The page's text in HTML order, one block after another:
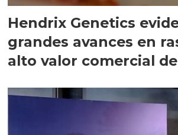
Hendrix Genetics
grandes avances en
alto valor comercial